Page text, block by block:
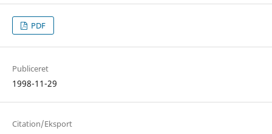
PDF
Publiceret
1998-11-29
Citation/Eksport